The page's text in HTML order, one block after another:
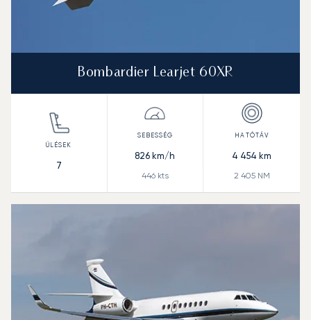
Bombardier Learjet 60XR
7
826 km/h
446kts
4 454 km
2 405NM